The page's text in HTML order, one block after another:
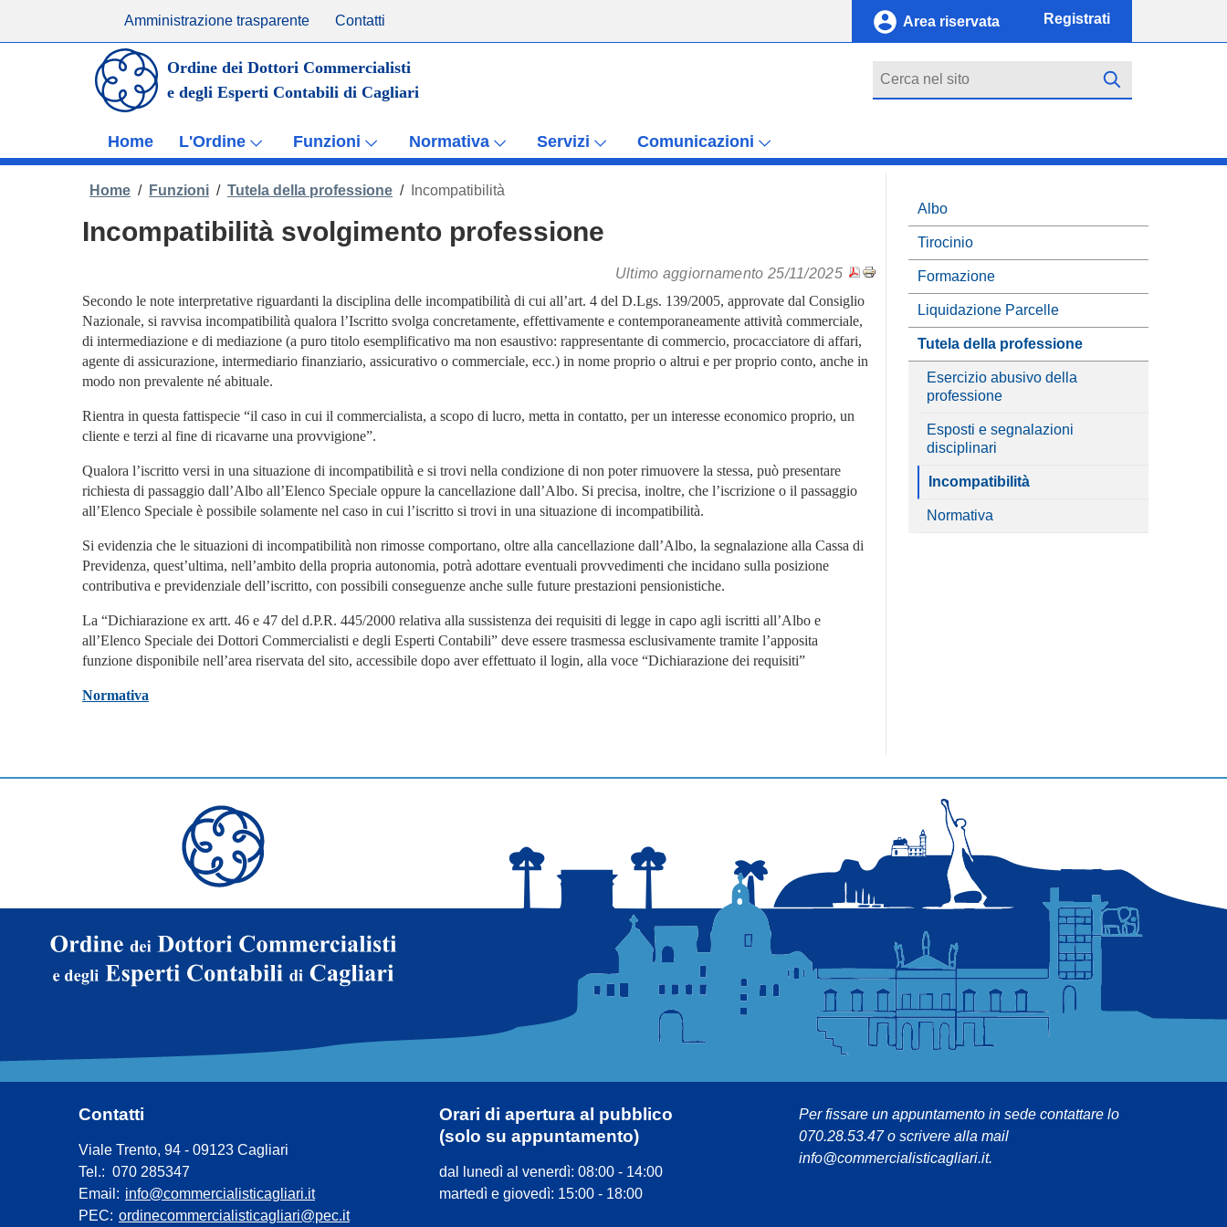
Amministrazione trasparente Contatti Area riservata Registrati
Ordine dei Dottori Commercialisti
e degli Esperti Contabili di Cagliari
Cerca
Home L'Ordine Funzioni Normativa Servizi Comunicazioni
Home / Funzioni / Tutela della professione / Incompatibilità
Incompatibilità svolgimento professione
Ultimo aggiornamento 25/11/2025
Secondo le note interpretative riguardanti la disciplina delle incompatibilità di cui all’art. 4 del D.Lgs. 139/2005, approvate dal Consiglio
Nazionale, si ravvisa incompatibilità qualora l’Iscritto svolga concretamente, effettivamente e contemporaneamente attività commerciale,
di intermediazione e di mediazione (a puro titolo esemplificativo ma non esaustivo: rappresentante di commercio, procacciatore di affari,
agente di assicurazione, intermediario finanziario, assicurativo o commerciale, ecc.) in nome proprio o altrui e per proprio conto, anche in
modo non prevalente né abituale.
Rientra in questa fattispecie “il caso in cui il commercialista, a scopo di lucro, metta in contatto, per un interesse economico proprio, un
cliente e terzi al fine di ricavarne una provvigione”.
Qualora l’iscritto versi in una situazione di incompatibilità e si trovi nella condizione di non poter rimuovere la stessa, può presentare
richiesta di passaggio dall’Albo all’Elenco Speciale oppure la cancellazione dall’Albo. Si precisa, inoltre, che l’iscrizione o il passaggio
all’Elenco Speciale è possibile solamente nel caso in cui l’iscritto si trovi in una situazione di incompatibilità.
Si evidenzia che le situazioni di incompatibilità non rimosse comportano, oltre alla cancellazione dall’Albo, la segnalazione alla Cassa di
Previdenza, quest’ultima, nell’ambito della propria autonomia, potrà adottare eventuali provvedimenti che incidano sulla posizione
contributiva e previdenziale dell’iscritto, con possibili conseguenze anche sulle future prestazioni pensionistiche.
La “Dichiarazione ex artt. 46 e 47 del d.P.R. 445/2000 relativa alla sussistenza dei requisiti di legge in capo agli iscritti all’Albo e
all’Elenco Speciale dei Dottori Commercialisti e degli Esperti Contabili” deve essere trasmessa esclusivamente tramite l’apposita
funzione disponibile nell’area riservata del sito, accessibile dopo aver effettuato il login, alla voce “Dichiarazione dei requisiti”
Normativa
Albo
Tirocinio
Formazione
Liquidazione Parcelle
Tutela della professione
Esercizio abusivo della
professione
Esposti e segnalazioni
disciplinari
Incompatibilità
Normativa
Contatti
Viale Trento, 94 - 09123 Cagliari
Tel.: 070 285347
Email: info@commercialisticagliari.it
PEC: ordinecommercialisticagliari@pec.it
Orari di apertura al pubblico
(solo su appuntamento)
dal lunedì al venerdì: 08:00 - 14:00
martedì e giovedì: 15:00 - 18:00
Per fissare un appuntamento in sede contattare lo
070.28.53.47 o scrivere alla mail
info@commercialisticagliari.it.